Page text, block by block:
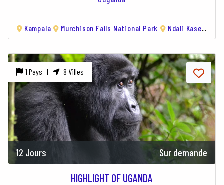
Kampala Murchison Falls National Park Ndali Kasenda Crater Lakes
1 Pays | 8 Villes
12 Jours Sur demande
HIGHLIGHT OF UGANDA